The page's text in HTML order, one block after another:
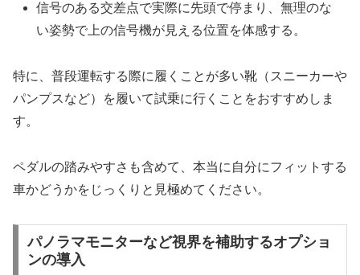
信号のある交差点で実際に先頭で停まり、無理のな
い姿勢で上の信号機が見える位置を体感する。
特に、普段運転する際に履くことが多い靴（スニーカーや
パンプスなど）を履いて試乗に行くことをおすすめしま
す。
ペダルの踏みやすさも含めて、本当に自分にフィットする
車かどうかをじっくりと見極めてください。
パノラマモニターなど視界を補助するオプショ
ンの導入